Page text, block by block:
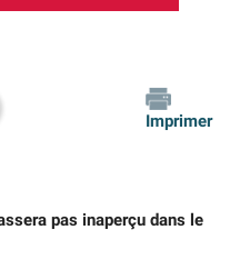
Imprimer
pas inaperçu dans le